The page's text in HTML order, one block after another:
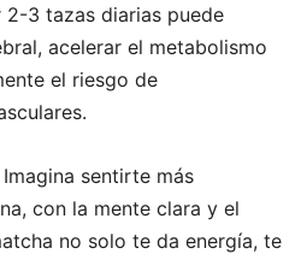
3 tazas diarias puede
acelerar el metabolismo
el riesgo de
Imagina sentirte más
con la mente clara y el
no solo te da energía, te